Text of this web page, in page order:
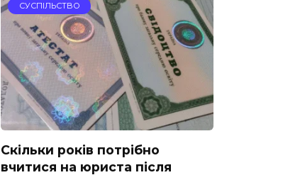
СУСПІЛЬСТВО
Скільки років потрібно
вчитися на юриста після